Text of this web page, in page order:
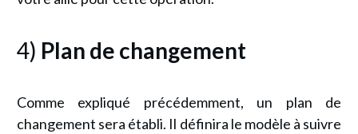
4) Plan de changement
Comme expliqué précédemment, un plan de
changement sera établi. Il définira le modèle à suivre